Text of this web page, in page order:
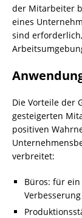
der Mitarbeiter
eines
sind
Die Vorteile der
gesteigerten
positiven
verbreitet:
Büros: für